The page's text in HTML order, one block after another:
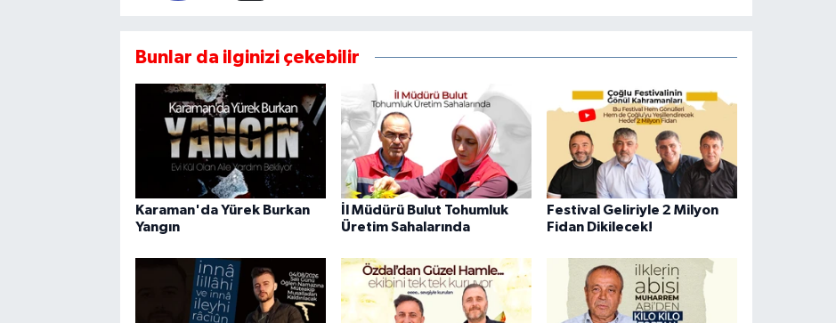
Bunlar da ilginizi çekebilir
Karaman'da Yürek Burkan
Yangın
İl Müdürü Bulut Tohumluk
Üretim Sahalarında
Festival Geliriyle 2 Milyon
Fidan Dikilecek!